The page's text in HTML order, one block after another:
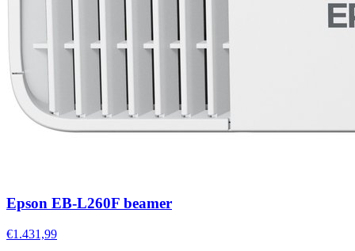
Epson EB-L260F beamer
€1.431,99